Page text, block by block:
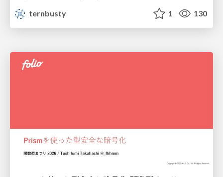
ternbusty
1 130